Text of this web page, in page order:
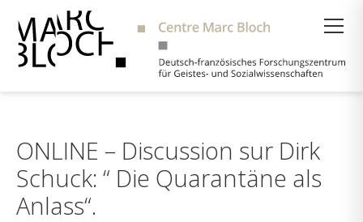
ONLINE – Discussion sur Dirk
Schuck: “ Die Quarantäne als
Anlass“.